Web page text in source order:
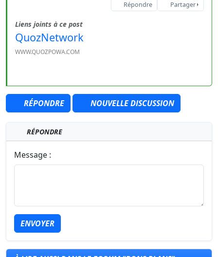
Répondre Partager
Liens joints à ce post
QuozNetwork
WWW.QUOZPOWA.COM
RÉPONDRE NOUVELLE DISCUSSION
RÉPONDRE
Message :
ENVOYER